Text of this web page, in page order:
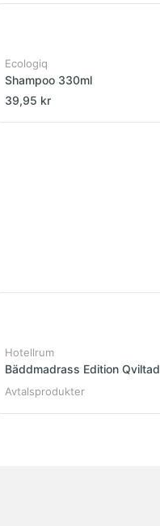
Ecologiq
Shampoo 330ml
39,95 kr
Hotellrum
Bäddmadrass Edition Qviltad
Avtalsprodukter